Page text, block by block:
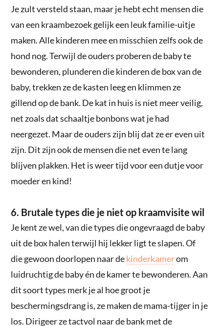
Je zult versteld staan, maar je hebt echt mensen die
van een kraambezoek gelijk een leuk familie-uitje
maken. Alle kinderen mee en misschien zelfs ook de
hond nog. Terwijl de ouders proberen de baby te
bewonderen, plunderen die kinderen de box van de
baby, trekken ze de kasten leeg en klimmen ze
gillend op de bank. De kat in huis is niet meer veilig,
net zoals dat schaaltje bonbons wat je had
neergezet. Maar de ouders zijn blij dat ze er even uit
zijn. Dit zijn ook de mensen die net even te lang
blijven plakken. Het is weer tijd voor een dutje voor
moeder en kind!
6. Brutale types die je niet op kraamvisite wil
Je kent ze wel, van die types die ongevraagd de baby
uit de box halen terwijl hij lekker ligt te slapen. Of
die gewoon doorlopen naar dekinderkamerom
luidruchtig de baby én de kamer te bewonderen. Aan
dit soort types merk je al hoe groot je
beschermingsdrang is, ze maken de mama-tijger in je
los. Dirigeer ze tactvol naar de bank met de